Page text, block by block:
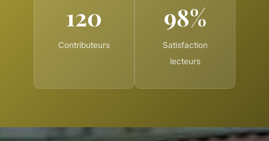
120
Contributeurs
98%
Satisfaction
lecteurs